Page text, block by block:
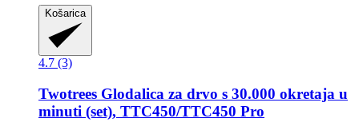
Košarica
4.7 (3)
Twotrees Glodalica za drvo s 30.000 okretaja u
minuti (set), TTC450/TTC450 Pro